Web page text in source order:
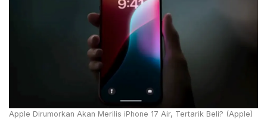
Apple Dirumorkan Akan Merilis iPhone 17 Air, Tertarik Beli? (Apple)